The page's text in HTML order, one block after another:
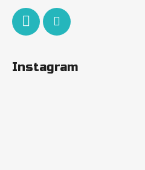
Instagram